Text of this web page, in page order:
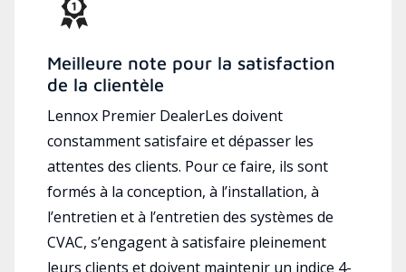
Meilleure note pour la satisfaction
de la clientèle
Lennox Premier DealerLes doivent
constamment satisfaire et dépasser les
attentes des clients. Pour ce faire, ils sont
formés à la conception, à l’installation, à
l’entretien et à l’entretien des systèmes de
CVAC, s’engagent à satisfaire pleinement
leurs clients et doivent maintenir un indice 4-